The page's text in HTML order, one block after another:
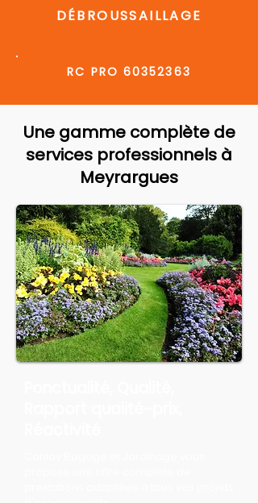
DÉBROUSSAILLAGE
RC PRO 60352363
Une gamme complète de
services professionnels à
Meyrargues